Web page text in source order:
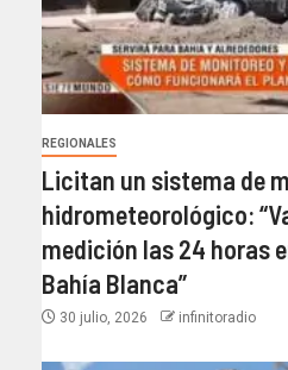
REGIONALES
Licitan un sistema de
hidrometeorológico:
medición las 24 horas
Bahía Blanca”​
30 julio, 2026 infinitoradio